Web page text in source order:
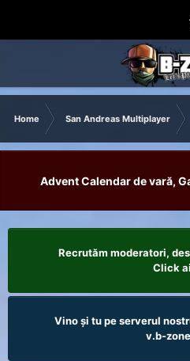
Home San Andreas Multiplayer
Advent Calendar de vară,
Recrutăm moderatori,
Click
Vino și tu pe serverul
v.b-